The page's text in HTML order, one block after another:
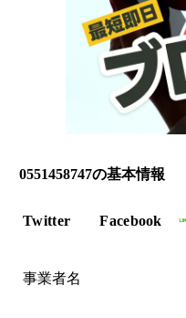
0551458747の基本情報
Twitter Facebook
事業者名